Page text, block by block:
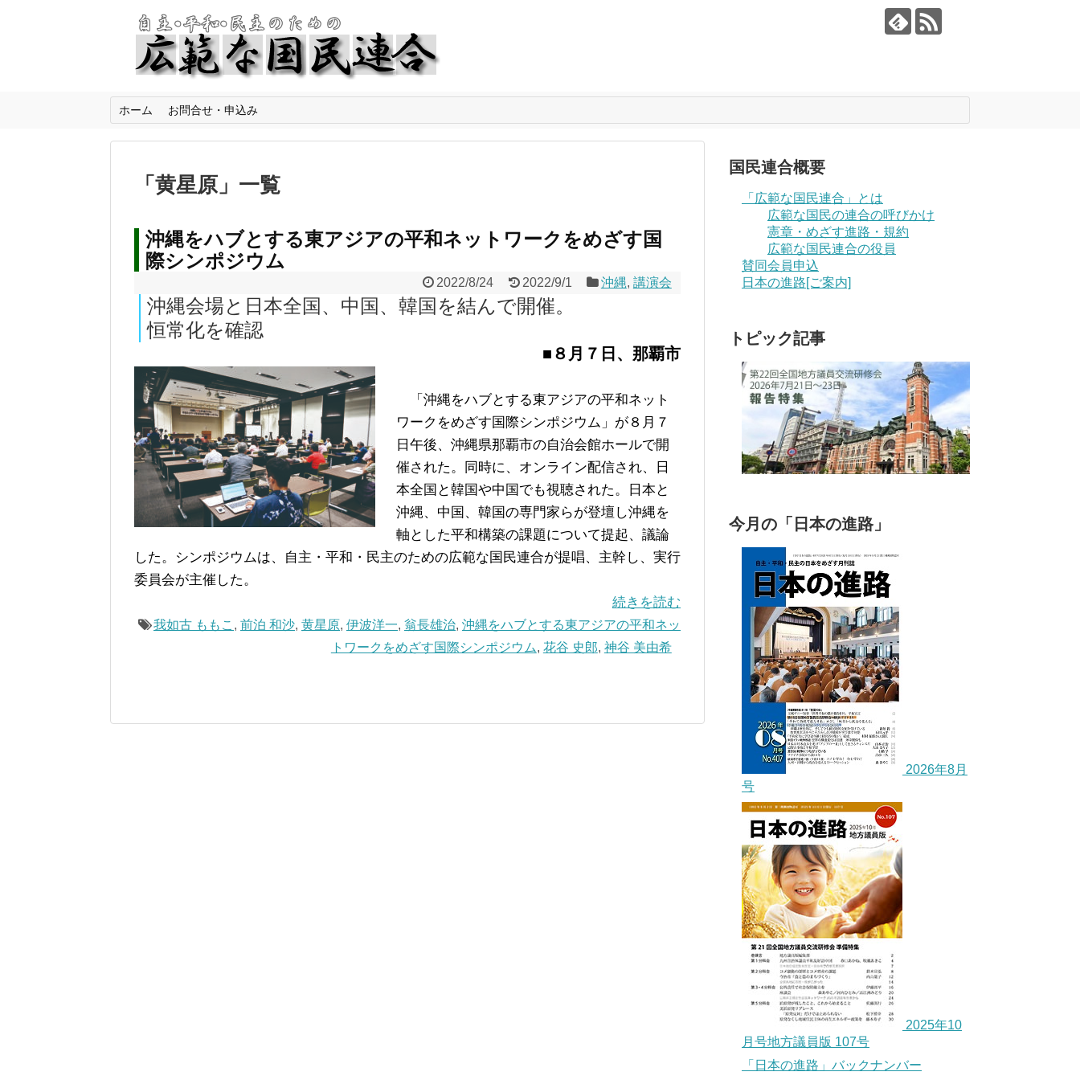
ホーム お問合せ・申込み
「 黄星原 」 一覧
沖縄をハブとする東アジアの平和ネットワークをめざす国
際シンポジウム
2022/8/24 2022/9/1 沖縄, 講演会
沖縄会場と日本全国、中国、韓国を結んで開催。
恒常化を確認
■８月７日、那覇市
「沖縄をハブとする東アジアの平和ネット
ワークをめざす国際シンポジウム」が８月７
日午後、沖縄県那覇市の自治会館ホールで開
催された。同時に、オンライン配信され、日
本全国と韓国や中国でも視聴された。日本と
沖縄、中国、韓国の専門家らが登壇し沖縄を
軸とした平和構築の課題について提起、議論
した。シンポジウムは、自主・平和・民主のための広範な国民連合が提唱、主幹し、実行
委員会が主催した。
続きを読む
我如古 ももこ , 前泊 和沙, 黄星原, 伊波洋一, 翁長雄治, 沖縄をハブとする東アジアの平和ネッ
トワークをめざす国際シンポジウム, 花谷 史郎, 神谷 美由希
国民連合概要
「広範な国民連合」とは
広範な国民の連合の呼びかけ
憲章・めざす進路・規約
広範な国民連合の役員
賛同会員申込
日本の進路[ご案内]
トピック記事
今月の「日本の進路」
2026年8月
号
2025年10
月号地方議員版 107号
「日本の進路」バックナンバー